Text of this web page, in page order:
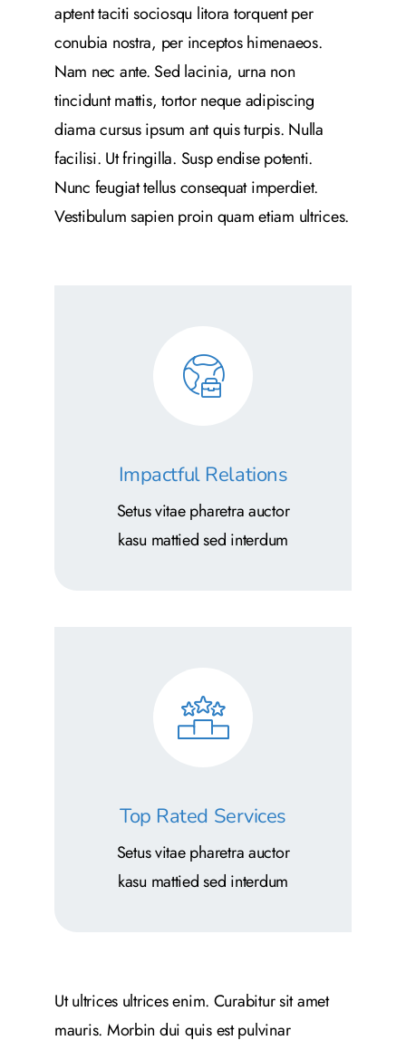
aptent taciti sociosqu litora torquent per
conubia nostra, per inceptos himenaeos.
Nam nec ante. Sed lacinia, urna non
tincidunt mattis, tortor neque adipiscing
diama cursus ipsum ant quis turpis. Nulla
facilisi. Ut fringilla. Susp endise potenti.
Nunc feugiat tellus consequat imperdiet.
Vestibulum sapien proin quam etiam ultrices.
Impactful Relations
Setus vitae pharetra auctor
kasu mattied sed interdum
Top Rated Services
Setus vitae pharetra auctor
kasu mattied sed interdum
Ut ultrices ultrices enim. Curabitur sit amet
mauris. Morbin dui quis est pulvinar